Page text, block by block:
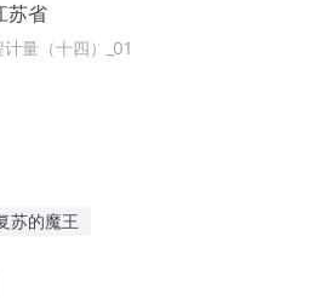
苏省
量（十四）_01
苏的魔王